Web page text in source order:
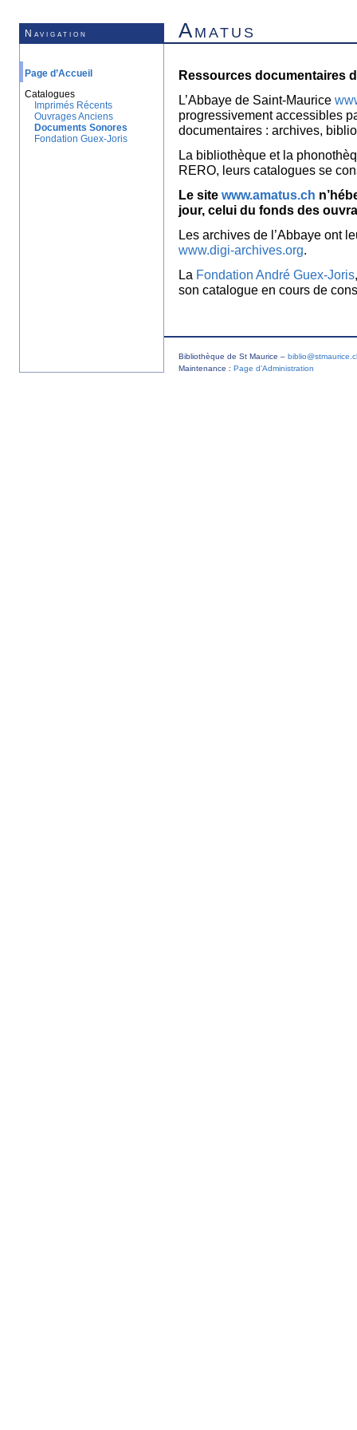
Navigation Amatus
Page d’Accueil
Catalogues
Imprimés Récents
Ouvrages Anciens
Documents Sonores
Fondation Guex-Joris
Ressources documentaires
L’Abbaye de Saint-Maurice
progressivement accessibles
documentaires : archives,
La bibliothèque et la
RERO, leurs catalogues se
Le site www.amatus.ch
jour, celui du fonds des
Les archives de l’Abbaye ont
www.digi-archives.org.
La Fondation André Guex-Joris
son catalogue en cours de
Bibliothèque de St Maurice –
Maintenance : Page d’Administration